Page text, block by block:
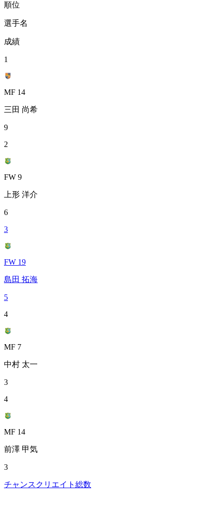
順位
選手名
成績
1
MF 14
三田 尚希
9
2
FW 9
上形 洋介
6
3
FW 19
島田 拓海
5
4
MF 7
中村 太一
3
4
MF 14
前澤 甲気
3
チャンスクリエイト総数